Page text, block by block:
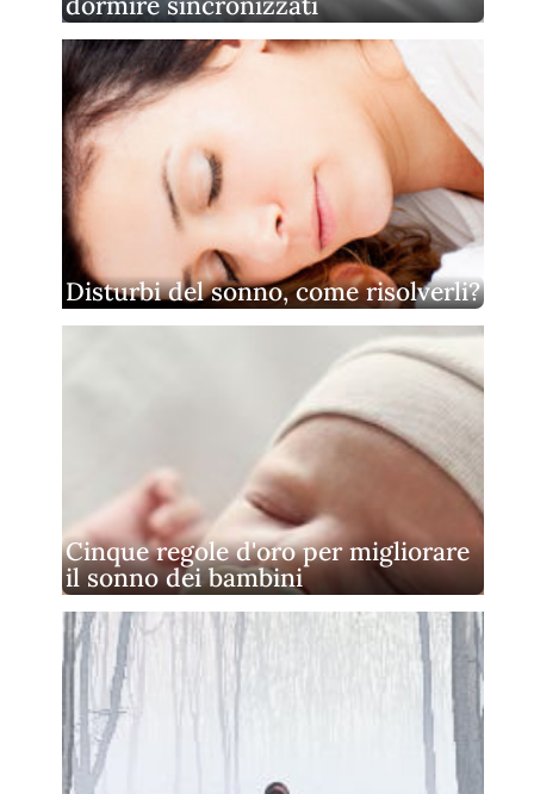
Disturbi del sonno, come risolverli?
Cinque regole d'oro per migliorare
il sonno dei bambini